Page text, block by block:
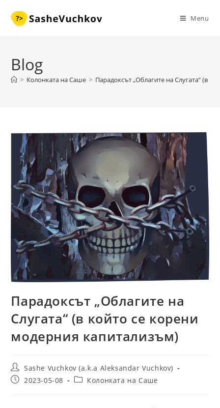
Menu
Blog
> Колонката на Саше > Парадоксът „Облагите на Слугата“ (в
Парадоксът „Облагите на
Слугата“ (в който се корени
модерния капитализъм)
Post
author:
Sashe Vuchkov (a.k.a Aleksandar Vuchkov)
Post2023-05-08
PostКолонката на Саше